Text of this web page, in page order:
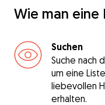
Wie man eine
Suchen
Suche nach
um eine
liebevollen
erhalten.